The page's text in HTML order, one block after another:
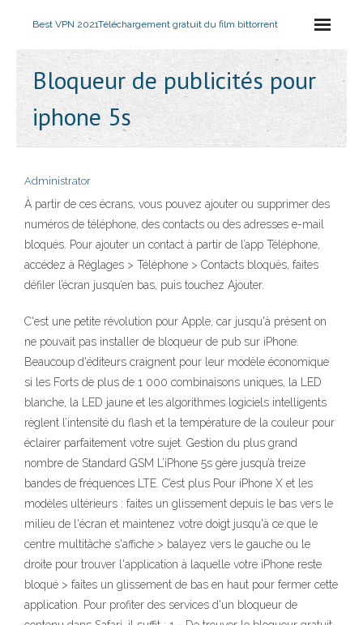
Best VPN 2021Téléchargement gratuit du film bittorrent
Bloqueur de publicités pour
iphone 5s
Administrator
À partir de ces écrans, vous pouvez ajouter ou supprimer des
numéros de téléphone, des contacts ou des adresses e-mail
bloqués. Pour ajouter un contact à partir de l’app Téléphone,
accédez à Réglages > Téléphone > Contacts bloqués, faites
défiler l’écran jusqu’en bas, puis touchez Ajouter.
C'est une petite révolution pour Apple, car jusqu'à présent on
ne pouvait pas installer de bloqueur de pub sur iPhone.
Beaucoup d'éditeurs craignent pour leur modèle économique
si les Forts de plus de 1 000 combinaisons uniques, la LED
blanche, la LED jaune et les algorithmes logiciels intelligents
règlent l’intensité du flash et la température de la couleur pour
éclairer parfaitement votre sujet. Gestion du plus grand
nombre de Standard GSM L’iPhone 5s gère jusqu’à treize
bandes de fréquences LTE. C’est plus Pour iPhone X et les
modèles ultérieurs : faites un glissement depuis le bas vers le
milieu de l'écran et maintenez votre doigt jusqu'à ce que le
centre multitâche s'affiche > balayez vers le gauche ou le
droite pour trouver l'application à laquelle votre iPhone reste
bloqué > faites un glissement de bas en haut pour fermer cette
application. Pour profiter des services d'un bloqueur de